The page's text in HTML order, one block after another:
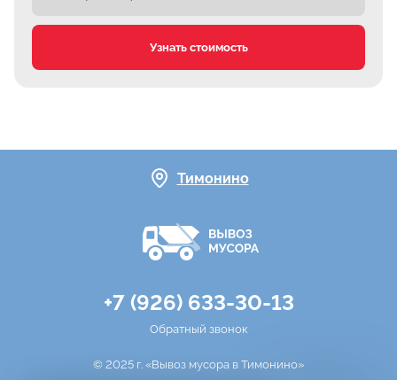
Узнать стоимость
Тимонино
+7 (926) 633-30-13
Обратный звонок
© 2025 г. «Вывоз мусора в Тимонино»